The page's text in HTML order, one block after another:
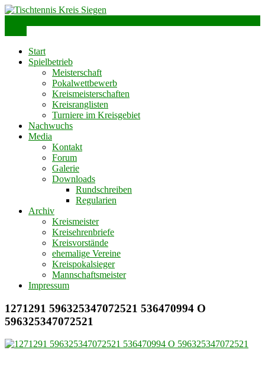
Skip
Tischtennis Kreis Siegen
Start
Spielbetrieb
Meisterschaft
Pokalwettbewerb
Kreismeisterschaften
Kreisranglisten
Turniere im Kreisgebiet
Nachwuchs
Media
Kontakt
Forum
Galerie
Downloads
Rundschreiben
Regularien
Archiv
Kreismeister
Kreisehrenbriefe
Kreisvorstände
ehemalige Vereine
Kreispokalsieger
Mannschaftsmeister
Impressum
1271291 596325347072521 536470994 O
596325347072521